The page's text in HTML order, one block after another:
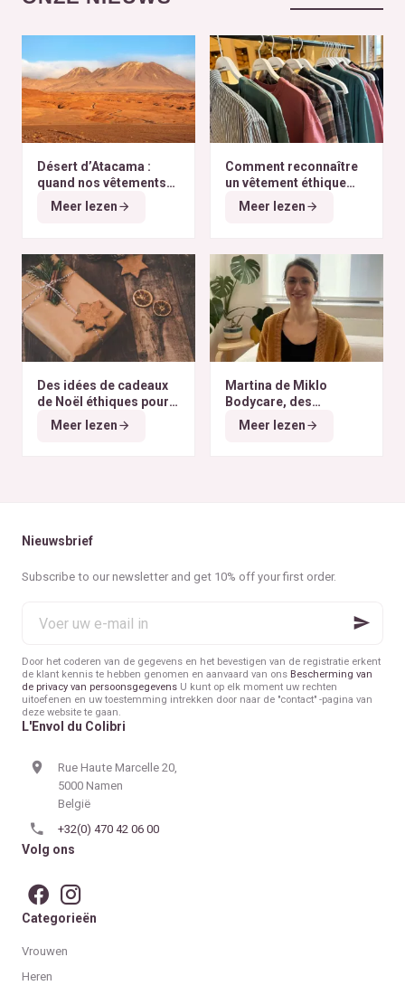
Désert d’Atacama :
quand nos vêtements
finissent à l’autre bout
du monde
Meer lezen
Comment reconnaître
un vêtement éthique
selon nos critères ?
Meer lezen
Des idées de cadeaux
de Noël éthiques pour
tous les budgets
Meer lezen
Martina de Miklo
Bodycare, des
déodorants naturels et
zéro déchet
A la
Meer lezen
Nieuwsbrief
Subscribe to our newsletter and get 10% off your first order.
mail
in
Door het coderen van de gegevens en het bevestigen van de registratie erkent
de klant kennis te hebben genomen en aanvaard van ons Bescherming van
de privacy van persoonsgegevens U kunt op elk moment uw rechten
uitoefenen en uw toestemming intrekken door naar de "contact" -pagina van
deze website te gaan.
L'Envol du Colibri
Rue Haute Marcelle 20,
5000 Namen
België
+32(0) 470 42 06 00
Volg ons
Categorieën
Vrouwen
Heren